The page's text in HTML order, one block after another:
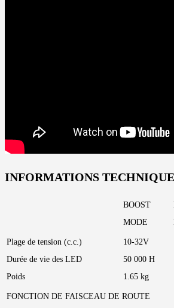
INFORMATIONS
BOOST
MODE
Plage de tension (c.c.)
10-32V
Durée de vie des LED
50 000 H
Poids
1.65 kg
FONCTION DE FAISCEAU DE ROUTE